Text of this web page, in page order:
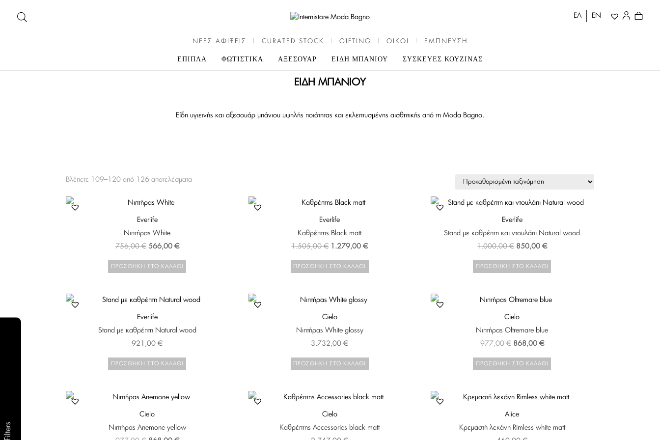
ΕΛ ΕΝ
ΝΕΕΣ ΑΦΙΞΕΙΣ CURATED STOCK GIFTING OIKOI ΕΜΠΝΕΥΣΗ
ΕΠΙΠΛΑ ΦΩΤΙΣΤΙΚΑ ΑΞΕΣΟΥΑΡ ΕΙΔΗ ΜΠΑΝΙΟΥ ΣΥΣΚΕΥΕΣ ΚΟΥΖΙΝΑΣ
ΕΊΔΗ ΜΠΆΝΙΟΥ
Είδη υγιεινής και αξεσουάρ μπάνιου υψηλής ποιότητας και εκλεπτυσμένης αισθητικής από τη Moda Bagno.
Filters
Βλέπετε 109–120 από 126 αποτελέσματα
Everlife
Νιπτήρας White
756,00€ Original
price
was:
566,00 €Η
τρέχουσα
τιμή
566,00 €.
ΠΡΟΣΘΉΚΗ ΣΤΟ ΚΑΛΆΘΙ
Everlife
Καθρέπτης Black matt
1.505,00€ Original
price
was:
1.279,00€Η
τρέχουσα
τιμή
ΠΡΟΣΘΉΚΗ ΣΤΟ ΚΑΛΆΘΙ
Everlife
Stand με καθρέπτη και ντουλάπι Natural wood
1.000,00€ Original
price
was:
850,00€Η
τρέχουσα
τιμή
850,00 €.
ΠΡΟΣΘΉΚΗ ΣΤΟ ΚΑΛΆΘΙ
Everlife
Stand με καθρέπτη Natural wood
921,00€
ΠΡΟΣΘΉΚΗ ΣΤΟ ΚΑΛΆΘΙ
Cielo
Νιπτήρας White glossy
3.732,00€
ΠΡΟΣΘΉΚΗ ΣΤΟ ΚΑΛΆΘΙ
Cielo
Νιπτήρας Oltremare blue
977,00€ Original
price
was:
868,00 €Η
τρέχουσα
τιμή
868,00 €.
ΠΡΟΣΘΉΚΗ ΣΤΟ ΚΑΛΆΘΙ
Cielo
Νιπτήρας Anemone yellow
Cielo
Καθρέπτης Accessories black matt
Alice
Κρεμαστή λεκάνη Rimless white matt